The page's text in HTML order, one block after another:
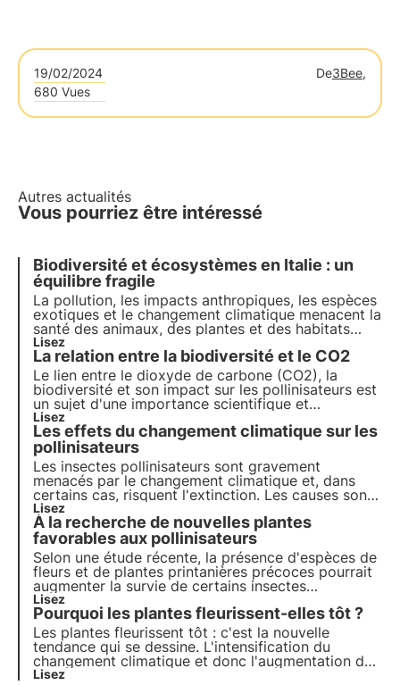
19/02/2024 De3Bee,
680 Vues
Autres actualités
Vous pourriez être intéressé
Biodiversité et écosystèmes en Italie : un
équilibre fragile
La pollution, les impacts anthropiques, les espèces
exotiques et le changement climatique menacent la
santé des animaux, des plantes et des habitats
dans lesquels ils vivent. Le programme des Nations
unies pour 2030 appelle à la protection et à la
restauration. Mais il est nécessaire d'agir
rapidement.
Lisez
La relation entre la biodiversité et le CO2
Le lien entre le dioxyde de carbone (CO2), la
biodiversité et son impact sur les pollinisateurs est
un sujet d'une importance scientifique et
environnementale considérable, car il implique
l'interaction complexe entre le changement
climatique, l'environnement naturel et la santé des
insectes pollinisateurs.
Lisez
Les effets du changement climatique sur les
pollinisateurs
Les insectes pollinisateurs sont gravement
menacés par le changement climatique et, dans
certains cas, risquent l'extinction. Les causes sont
multiples et peuvent concerner directement les
insectes ou indirectement les plantes qu'ils visitent.
Mais quels sont les effets ? C'est ce que nous
allons découvrir dans cet article.
Lisez
À la recherche de nouvelles plantes
favorables aux pollinisateurs
Selon une étude récente, la présence d'espèces de
fleurs et de plantes printanières précoces pourrait
augmenter la survie de certains insectes
pollinisateurs, élargissant ainsi la liste des plantes
"amies des pollinisateurs". Pour en savoir plus sur
les alliés des pollinisateurs, consultez cet article.
Lisez
Pourquoi les plantes fleurissent-elles tôt ?
Les plantes fleurissent tôt : c'est la nouvelle
tendance qui se dessine. L'intensification du
changement climatique et donc l'augmentation des
émissions de gaz à effet de serre dans l'air ont fait
Lisez